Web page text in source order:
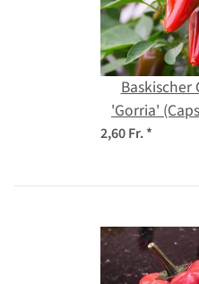
Baskischer
'Gorria'
annuum)
2,60 Fr.*